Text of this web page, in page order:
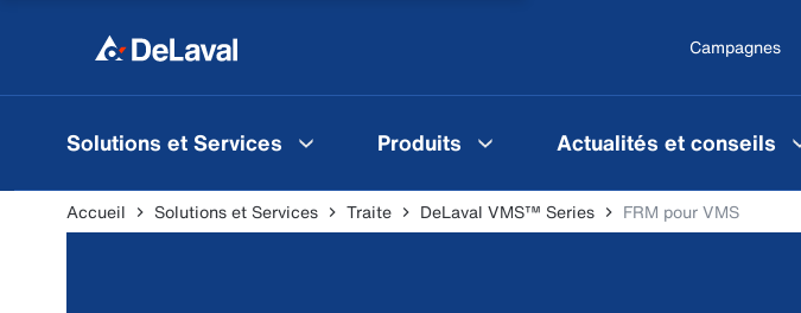
Campagnes
Solutions et Services Produits Actualités et conseils
Accueil Solutions et Services Traite DeLaval VMS™ Series FRM pour VMS